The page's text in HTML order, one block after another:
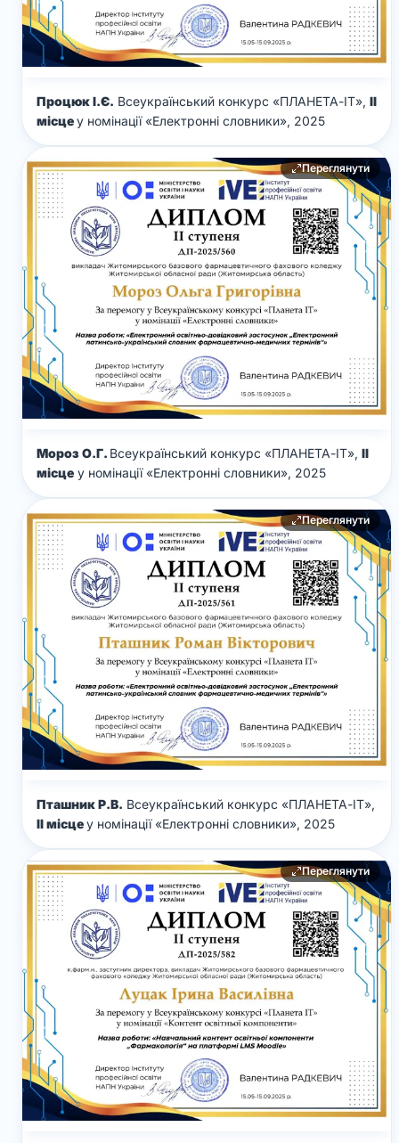
Процюк І.Є. Всеукраїнський конкурс «ПЛАНЕТА-ІТ», ІІ
місцеу номінації «Електронні словники», 2025
Переглянути
Мороз О.Г. Всеукраїнський конкурс «ПЛАНЕТА-ІТ», ІІ
місце у номінації «Електронні словники», 2025
Переглянути
Пташник Р.В. Всеукраїнський конкурс «ПЛАНЕТА-ІТ»,
ІІ місцеу номінації «Електронні словники», 2025
Переглянути